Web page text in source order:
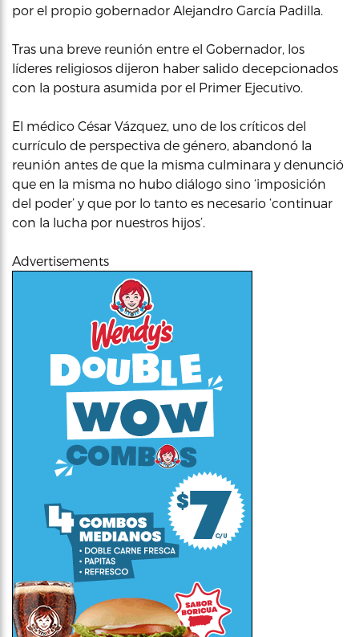
por el propio gobernador Alejandro García Padilla.
Tras una breve reunión entre el Gobernador, los
líderes religiosos dijeron haber salido decepcionados
con la postura asumida por el Primer Ejecutivo.
El médico César Vázquez, uno de los críticos del
currículo de perspectiva de género, abandonó la
reunión antes de que la misma culminara y denunció
que en la misma no hubo diálogo sino ‘imposición
del poder’ y que por lo tanto es necesario ‘continuar
con la lucha por nuestros hijos’.
Advertisements